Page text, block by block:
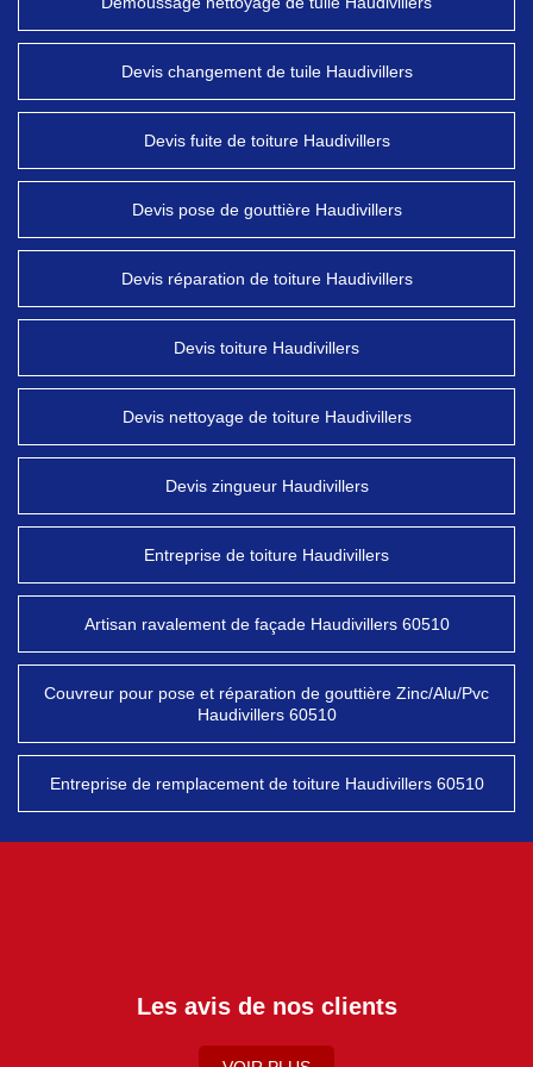
Devis changement de tuile Haudivillers
Devis fuite de toiture Haudivillers
Devis pose de gouttière Haudivillers
Devis réparation de toiture Haudivillers
Devis toiture Haudivillers
Devis nettoyage de toiture Haudivillers
Devis zingueur Haudivillers
Entreprise de toiture Haudivillers
Artisan ravalement de façade Haudivillers 60510
Couvreur pour pose et réparation de gouttière Zinc/Alu/Pvc
Haudivillers 60510
Entreprise de remplacement de toiture Haudivillers 60510
Les avis de nos clients